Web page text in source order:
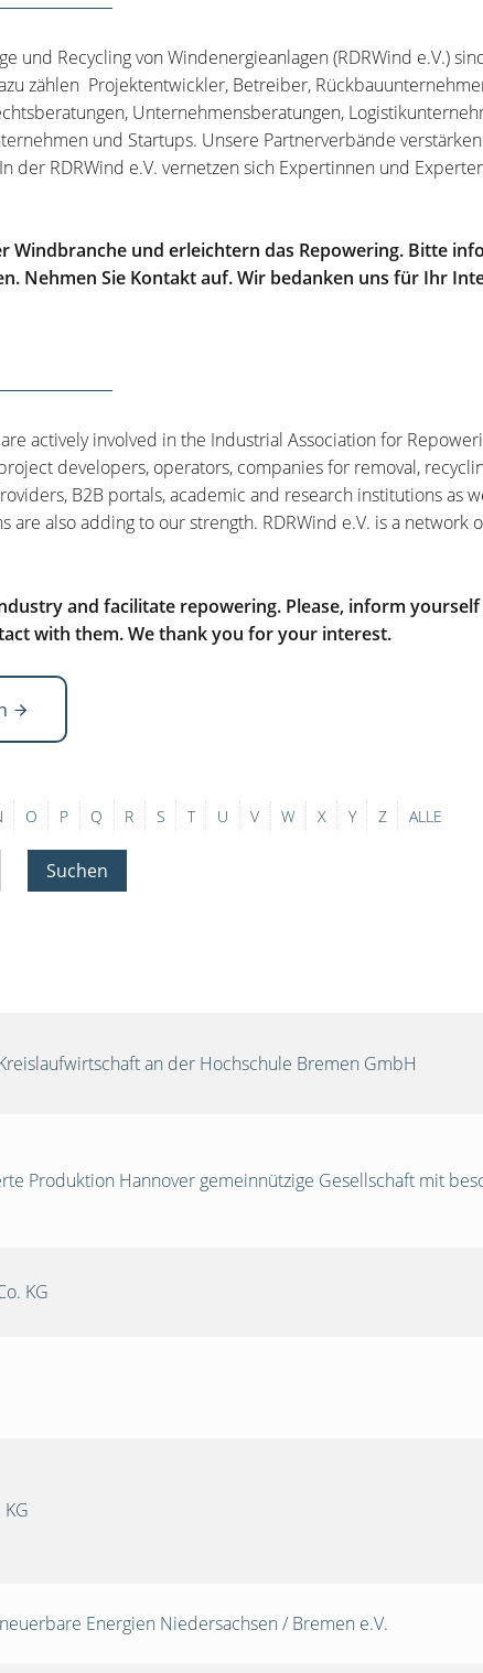
und Recycling von Windenergieanlagen (RDRWind e.V.)
zählen Projektentwickler, Betreiber,
Unternehmensberatungen,
und Startups. Unsere Partnerverbände
der RDRWind e.V. vernetzen sich Expertinnen und
Windbranche und erleichtern das Repowering. Bitte
Nehmen Sie Kontakt auf. Wir bedanken uns für Ihr
are actively involved in the Industrial Association for
developers, operators, companies for removal,
B2B portals, academic and research institutions as
also adding to our strength. RDRWind e.V. is a network
and facilitate repowering. Please, inform
with them. We thank you for your interest.
O P Q R S T U V W X Y Z ALLE
Suchen
an der Hochschule Bremen GmbH
Produktion Hannover gemeinnützige Gesellschaft mit
KG
Energien Niedersachsen / Bremen e.V.